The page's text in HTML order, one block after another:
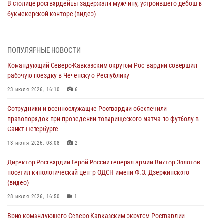
В столице росгвардейцы задержали мужчину, устроившего дебош в
букмекерской конторе (видео)
В Удмуртии при силовой поддержке спецназа Росгвардии
оздоровительных услуг (видео)
05 августа 2026, 13:20
посетили мастер-класс по художественной гимнастике
05 августа 2026, 13:00 3
Офицеры Росгвардии и ветераны войск правопорядка почтили
05 августа 2026, 12:40
Росгвардейцы приняли участие в акции «Волна памяти»,
посвящённой 83‑й годовщине освобождения Белгорода от
ПОПУЛЯРНЫЕ НОВОСТИ
Командующий Северо-Кавказским округом Росгвардии совершил
рабочую поездку в Чеченскую Республику
23 июля 2026, 16:10 6
Сотрудники и военнослужащие Росгвардии обеспечили
правопорядок при проведении товарищеского матча по футболу в
Санкт-Петербурге
13 июля 2026, 08:08 2
Директор Росгвардии Герой России генерал армии Виктор Золотов
посетил кинологический центр ОДОН имени Ф.Э. Дзержинского
(видео)
28 июля 2026, 16:50 1
Врио командующего Северо-Кавказским округом Росгвардии